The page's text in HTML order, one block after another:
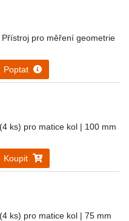
Přístroj pro měření geometrie
Poptat
ks) pro matice kol | 100 mm
Koupit
ks) pro matice kol | 75 mm